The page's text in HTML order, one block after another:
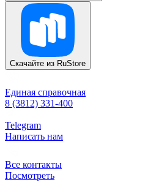
Скачайте из RuStore
Единая справочная
8 (3812) 331-400
Telegram
Написать нам
Все контакты
Посмотреть